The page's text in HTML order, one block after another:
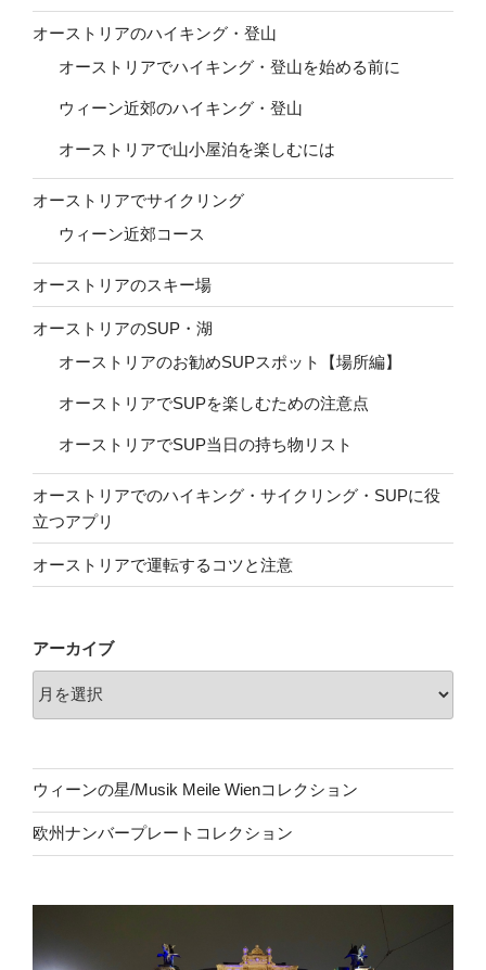
オーストリアのハイキング・登山
オーストリアでハイキング・登山を始める前に
ウィーン近郊のハイキング・登山
オーストリアで山小屋泊を楽しむには
オーストリアでサイクリング
ウィーン近郊コース
オーストリアのスキー場
オーストリアのSUP・湖
オーストリアのお勧めSUPスポット【場所編】
オーストリアでSUPを楽しむための注意点
オーストリアでSUP当日の持ち物リスト
オーストリアでのハイキング・サイクリング・SUPに役
立つアプリ
オーストリアで運転するコツと注意
アーカイブ
ウィーンの星/Musik Meile Wienコレクション
欧州ナンバープレートコレクション